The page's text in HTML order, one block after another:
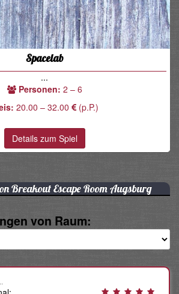
Spacelab
...
Personen: 2 – 6
20.00 – 32.00 (p.P.)
Details zum Spiel
Breakout Escape Room Augsburg
von Raum: